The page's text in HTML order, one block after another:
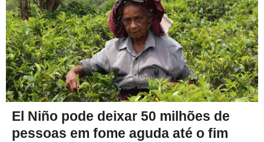
El Niño pode deixar 50 milhões de
pessoas em fome aguda até o fim